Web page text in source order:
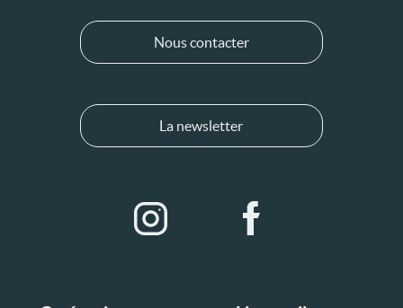
Nous contacter
La newsletter